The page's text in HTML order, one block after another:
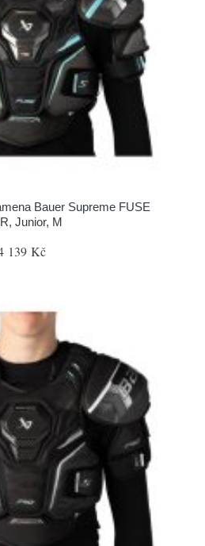
Bauer Supreme FUSE
Junior, M
139 Kč